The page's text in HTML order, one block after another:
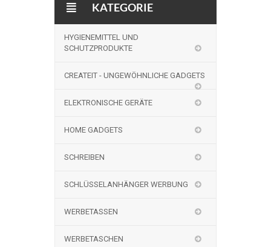
KATEGORIE
HYGIENEMITTEL UND
SCHUTZPRODUKTE
CREATEIT - UNGEWÖHNLICHE GADGETS
ELEKTRONISCHE GERÄTE
HOME GADGETS
SCHREIBEN
SCHLÜSSELANHÄNGER WERBUNG
WERBETASSEN
WERBETASCHEN